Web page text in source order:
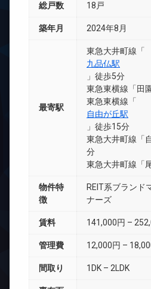
総戸数 18戸
築年月 2024年8月
最寄駅
東急大井町線「
九品仏駅
」徒歩5分
東急東横線「田
東急東横線「
自由が丘駅
」徒歩15分
東急大井町線「
分
東急大井町線「
物件特
徴
REIT系ブランド
ナーズ
賃料 141,000円 –
管理費 12,000円 –
間取り 1DK – 2LDK